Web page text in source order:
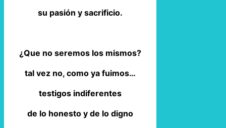
su pasión y sacrificio.
¿Que no seremos los mismos?
tal vez no, como ya fuimos…
testigos indiferentes
de lo honesto y de lo digno